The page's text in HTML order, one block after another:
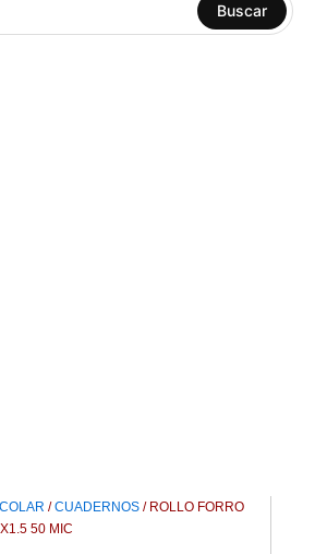
Buscar
/CUADERNOS / ROLLO FORRO
50 MIC